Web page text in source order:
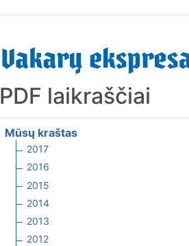
PDF laikraščiai
Mūsų kraštas
2017
2016
2015
2014
2013
2012